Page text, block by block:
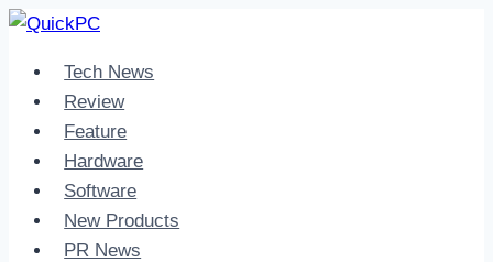
Skip
contentTech News
Review
Feature
Hardware
Software
New Products
PR News